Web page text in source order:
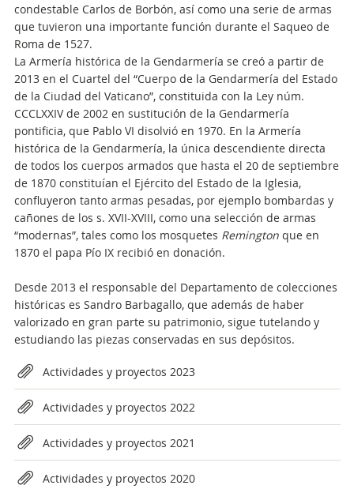
condestable Carlos de Borbón, así como una serie de armas
que tuvieron una importante función durante el Saqueo de
Roma de 1527.
La Armería histórica de la Gendarmería se creó a partir de
2013 en el Cuartel del “Cuerpo de la Gendarmería del Estado
de la Ciudad del Vaticano”, constituida con la Ley núm.
CCCLXXIV de 2002 en sustitución de la Gendarmería
pontificia, que Pablo VI disolvió en 1970. En la Armería
histórica de la Gendarmería, la única descendiente directa
de todos los cuerpos armados que hasta el 20 de septiembre
de 1870 constituían el Ejército del Estado de la Iglesia,
confluyeron tanto armas pesadas, por ejemplo bombardas y
cañones de los s. XVII-XVIII, como una selección de armas
“modernas”, tales como los mosquetes Remingtonque en
1870 el papa Pío IX recibió en donación.
Desde 2013 el responsable del Departamento de colecciones
históricas es Sandro Barbagallo, que además de haber
valorizado en gran parte su patrimonio, sigue tutelando y
estudiando las piezas conservadas en sus depósitos.
Attachments
Actividades y proyectos 2023
Actividades y proyectos 2022
Actividades y proyectos 2021
Actividades y proyectos 2020